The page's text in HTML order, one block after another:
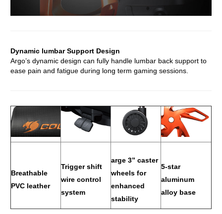
Dynamic lumbar Support Design
Argo’s dynamic design can fully handle lumbar back support to
ease pain and fatigue during long term gaming sessions.
Breathable
PVC leather
Trigger shift
wire control
system
arge 3” caster
wheels for
enhanced
stability
5-star
aluminum
alloy base